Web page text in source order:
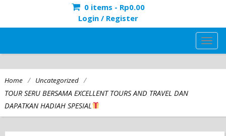
0 items - Rp0.00
Login / Register
Home / Uncategorized /
TOUR SERU BERSAMA EXCELLENT TOURS AND TRAVEL DAN
DAPATKAN HADIAH SPESIAL